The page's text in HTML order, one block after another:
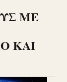
ΜΕ
ΚΑΙ